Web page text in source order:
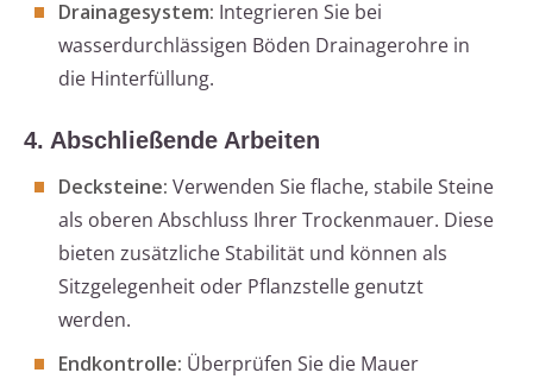
Drainagesystem: Integrieren Sie bei
wasserdurchlässigen Böden Drainagerohre in
die Hinterfüllung.
4. Abschließende Arbeiten
Decksteine: Verwenden Sie flache, stabile Steine
als oberen Abschluss Ihrer Trockenmauer. Diese
bieten zusätzliche Stabilität und können als
Sitzgelegenheit oder Pflanzstelle genutzt
werden.
Endkontrolle: Überprüfen Sie die Mauer